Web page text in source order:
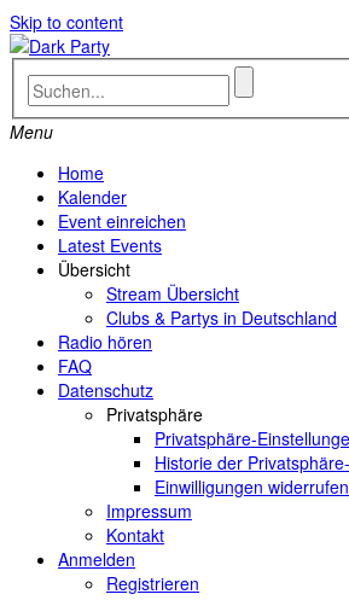
Skip to content
Menu
Home
Kalender
Event einreichen
Latest Events
Übersicht
Stream Übersicht
Clubs & Partys in Deutschland
Radio hören
FAQ
Datenschutz
Privatsphäre
Privatsphäre-
Historie der
Einwilligungen widerrufen
Impressum
Kontakt
Anmelden
Registrieren